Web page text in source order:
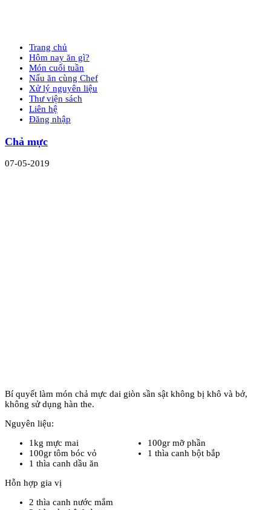
Trang chủ
Hôm nay ăn gì?
Món cuối tuần
Nấu ăn cùng Chef
Xử lý nguyên liệu
Thư viện sách
Liên hệ
Đăng nhập
Chả mực
07-05-2019
Bí quyết làm món chả mực dai giòn sần sật không bị khô và bở,
không sử dụng hàn the.
Nguyên liệu:
1kg mực mai
100gr mỡ phần
100gr tôm bóc vỏ
1 thìa canh bột bắp
1 thìa canh dầu ăn
Hỗn hợp gia vị
2 thìa canh nước mắm